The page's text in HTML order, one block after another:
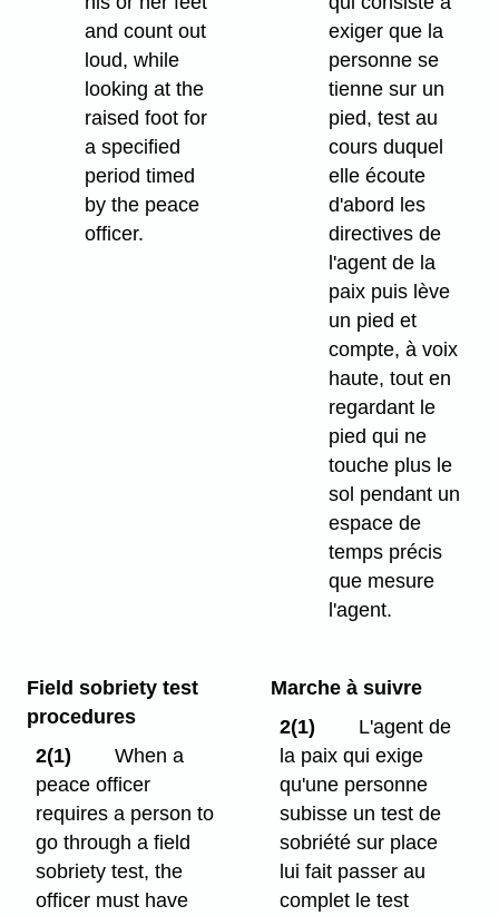
and count out
loud, while
looking at the
raised foot for
a specified
period timed
by the peace
officer.
exiger que la
personne se
tienne sur un
pied, test au
cours duquel
elle écoute
d'abord les
directives de
l'agent de la
paix puis lève
un pied et
compte, à voix
haute, tout en
regardant le
pied qui ne
touche plus le
sol pendant un
espace de
temps précis
que mesure
l'agent.
Field sobriety test
procedures
2(1)
When a
peace officer
requires a person to
go through a field
sobriety test, the
officer must have
Marche à suivre
2(1)
L'agent de
la paix qui exige
qu'une personne
subisse un test de
sobriété sur place
lui fait passer au
complet le test